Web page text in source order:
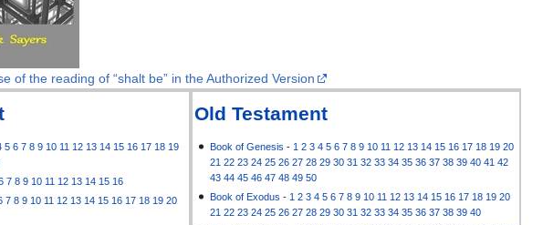
of the reading of “shalt be” in the Authorized Version
Old Testament
Book of Genesis - 1 2 3 4 5 6 7 8 9 10 11 12 13 14 15 16 17 18 19 20
21 22 23 24 25 26 27 28 29 30 31 32 33 34 35 36 37 38 39 40 41 42
43 44 45 46 47 48 49 50
Book of Exodus - 1 2 3 4 5 6 7 8 9 10 11 12 13 14 15 16 17 18 19 20
21 22 23 24 25 26 27 28 29 30 31 32 33 34 35 36 37 38 39 40
5 6 7 8 9 10 11 12 13 14 15 16 17 18 19
7 8 9 10 11 12 13 14 15 16
7 8 9 10 11 12 13 14 15 16 17 18 19 20